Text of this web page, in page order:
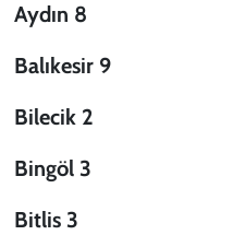
Aydın 8
Balıkesir 9
Bilecik 2
Bingöl 3
Bitlis 3